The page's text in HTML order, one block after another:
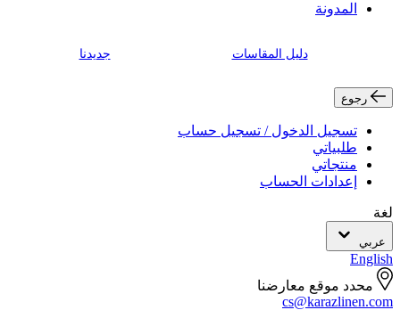
المدونة
دليل المقاسات جديدنا
رجوع
تسجيل الدخول / تسجيل حساب
طلبياتي
منتجاتي
إعدادات الحساب
لغة
عربي
English
محدد موقع معارضنا
cs@karazlinen.com